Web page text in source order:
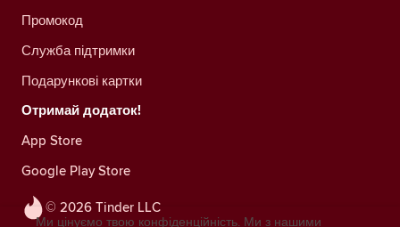
© 2026 Tinder LLC
Промокод
Служба підтримки
Подарункові картки
Отримай додаток!
App Store
Google Play Store
Ми цінуємо твою конфіденційність. Ми з нашими